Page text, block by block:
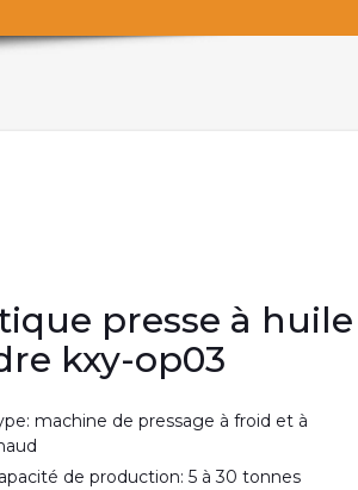
presse à huile
kxy-op03
machine de pressage à froid et à
de production: 5 à 30 tonnes